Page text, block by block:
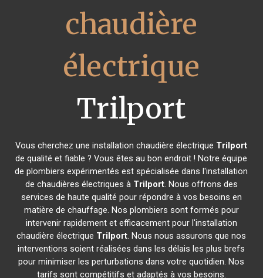
chaudière
électrique
Trilport
Vous cherchez une installation chaudière électrique Trilport
de qualité et fiable ? Vous êtes au bon endroit ! Notre équipe
de plombiers expérimentés est spécialisée dans l'installation
de chaudières électriques à Trilport. Nous offrons des
services de haute qualité pour répondre à vos besoins en
matière de chauffage. Nos plombiers sont formés pour
intervenir rapidement et efficacement pour l'installation
chaudière électrique Trilport. Nous nous assurons que nos
interventions soient réalisées dans les délais les plus brefs
pour minimiser les perturbations dans votre quotidien. Nos
tarifs sont compétitifs et adaptés à vos besoins.